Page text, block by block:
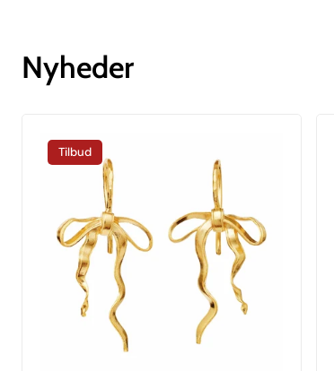
Nyheder
Tilbud